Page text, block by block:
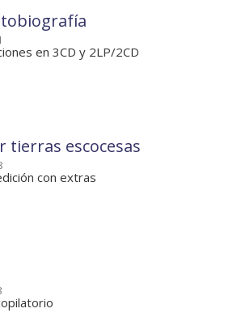
en 3CD y 2LP/2CD
tierras escocesas
con extras